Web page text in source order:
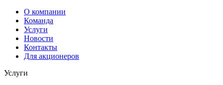
О компании
Команда
Услуги
Новости
Контакты
Для акционеров
Услуги